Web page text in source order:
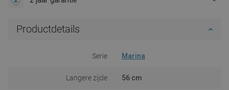
Productdetails
Serie Marina
Langere zijde 56 cm